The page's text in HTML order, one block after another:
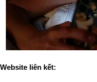
Website liên kết: